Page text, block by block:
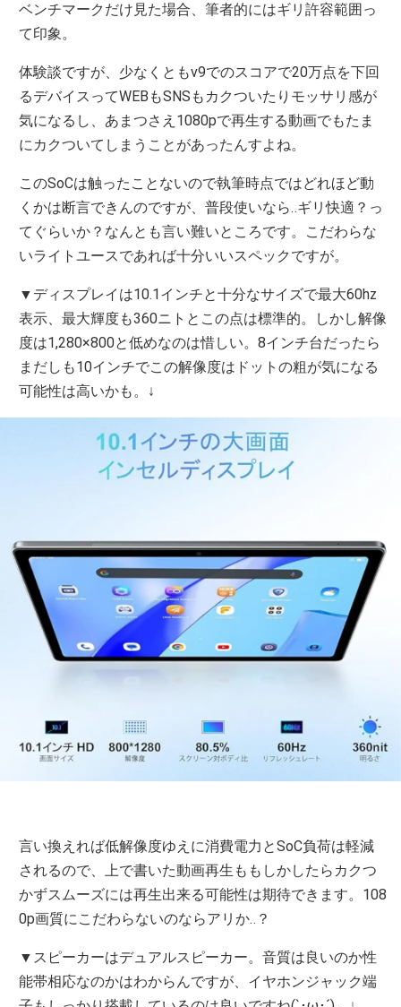
ベンチマークだけ見た場合、筆者的にはギリ許容範囲っ
て印象。
体験談ですが、少なくともv9でのスコアで20万点を下回
るデバイスってWEBもSNSもカクついたりモッサリ感が
気になるし、あまつさえ1080pで再生する動画でもたま
にカクついてしまうことがあったんすよね。
このSoCは触ったことないので執筆時点ではどれほど動
くかは断言できんのですが、普段使いなら‥ギリ快適？っ
てぐらいか？なんとも言い難いところです。こだわらな
いライトユースであれば十分いいスペックですが。
▼ディスプレイは10.1インチと十分なサイズで最大60hz
表示、最大輝度も360ニトとこの点は標準的。しかし解像
度は1,280×800と低めなのは惜しい。8インチ台だったら
まだしも10インチでこの解像度はドットの粗が気になる
可能性は高いかも。↓
言い換えれば低解像度ゆえに消費電力とSoC負荷は軽減
されるので、上で書いた動画再生ももしかしたらカクつ
かずスムーズには再生出来る可能性は期待できます。108
0p画質にこだわらないのならアリか‥？
▼スピーカーはデュアルスピーカー。音質は良いのか性
能帯相応なのかはわからんですが、イヤホンジャック端